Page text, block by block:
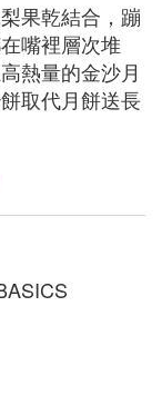
果乾結合，蹦
嘴裡層次堆
熱量的金沙月
取代月餅送長